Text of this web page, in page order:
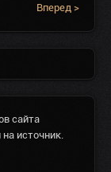
Вперед >
сайта
источник.